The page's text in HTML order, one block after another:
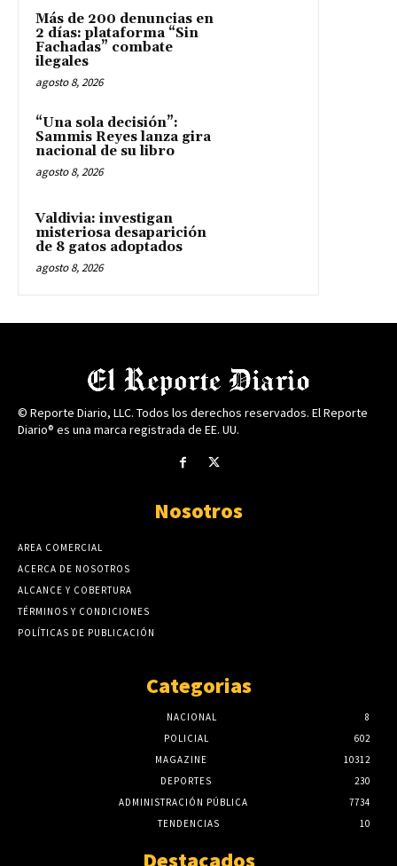
Más de 200 denuncias en
2 días: plataforma “Sin
Fachadas” combate
ilegales
agosto 8, 2026
“Una sola decisión”:
Sammis Reyes lanza gira
nacional de su libro
agosto 8, 2026
Valdivia: investigan
misteriosa desaparición
de 8 gatos adoptados
agosto 8, 2026
© Reporte Diario, LLC. Todos los derechos reservados. El Reporte
Diario® es una marca registrada de EE. UU.
Nosotros
AREA COMERCIAL
ACERCA DE NOSOTROS
ALCANCE Y COBERTURA
TÉRMINOS Y CONDICIONES
POLÍTICAS DE PUBLICACIÓN
Categorias
NACIONAL
8
POLICIAL
602
MAGAZINE
10312
DEPORTES
230
ADMINISTRACIÓN PÚBLICA
7734
TENDENCIAS
10
Destacados